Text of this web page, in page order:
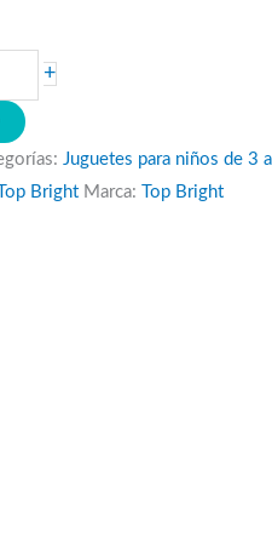
+
Juguetes para niños de 3
Top Bright Marca: Top Bright